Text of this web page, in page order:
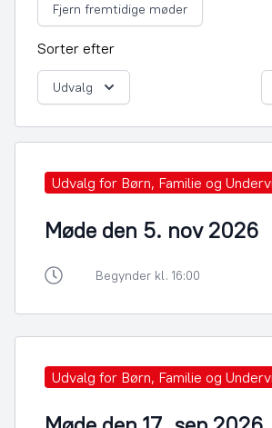
Fjern fremtidige møder
Sorter efter
Udvalg
Udvalg for Børn, Familie og
Møde den 5. nov 2026
Begynder kl. 16:00
Udvalg for Børn, Familie og